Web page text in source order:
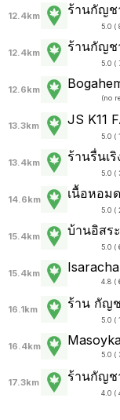
12.4km ร้านกัญช
5.0 (
12.4km ร้านกัญช
5.0 (
12.6km
(no
13.3km JS K11
5.0 (
13.4km ร้านรื่นเ
5.0 (
14.6km เนื้อหอม
5.0 (
15.4km บ้านอิสร
5.0 (
15.4km
4.8 (
16.1km ร้าน กัญ
5.0 (
16.4km
5.0 (
17.3km ร้านกัญช
4.0 (